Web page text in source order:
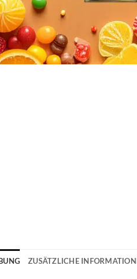
ZUSÄTZLICHE